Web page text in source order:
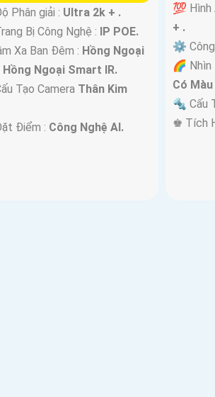
Phân giải : Ultra 2k + .
Bị Công Nghệ : IP POE.
Xa Ban Đêm : Hồng Ngoại
Hồng Ngoại Smart IR.
Tạo Camera Thân Kim
Điểm : Công Nghệ AI.
💯 Hình
+ .
⚙ Công
🌈 Nhìn
Có
🔩 Cấu
️♚ Tích